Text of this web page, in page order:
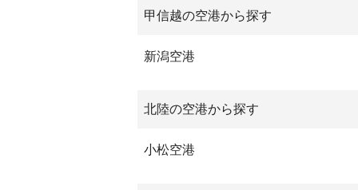
甲信越の空港から探す
新潟空港
北陸の空港から探す
小松空港